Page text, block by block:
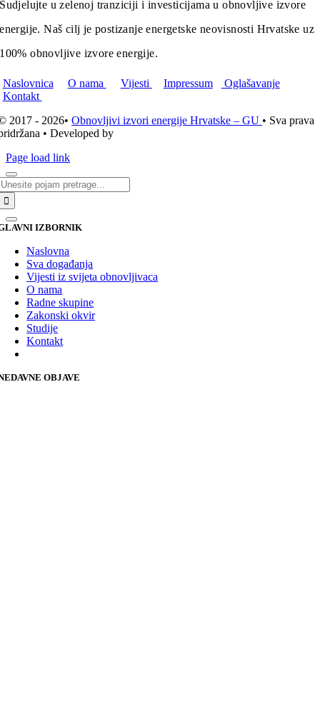
Sudjelujte u zelenoj tranziciji i investicijama u obnovljive izvore
energije. Naš cilj je postizanje energetske neovisnosti Hrvatske uz
100% obnovljive izvore energije.
Naslovnica O nama Vijesti Impressum
Oglašavanje
Kontakt
2017 - 2026•Obnovljivi izvori energije Hrvatske – GU • Sva prava
• Developed by
Page load link
IZBORNIK
Naslovna
Sva događanja
Vijesti iz svijeta obnovljivaca
O nama
Radne skupine
Zakonski okvir
Studije
Kontakt
OBJAVE